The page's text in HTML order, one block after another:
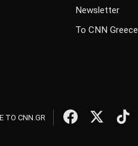
Newsletter
Το CNN Greece
CNN.GR